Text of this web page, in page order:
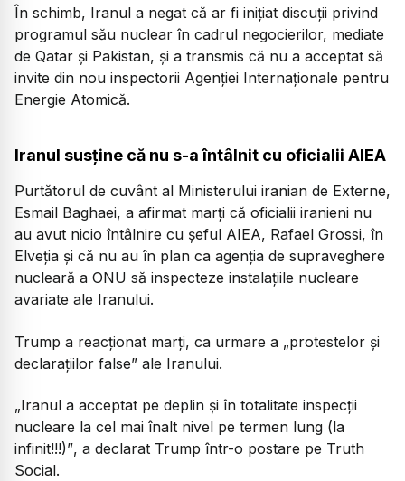
În schimb, Iranul a negat că ar fi inițiat discuții privind
programul său nuclear în cadrul negocierilor, mediate
de Qatar și Pakistan, și a transmis că nu a acceptat să
invite din nou inspectorii Agenției Internaționale pentru
Energie Atomică.
Iranul susține că nu s-a întâlnit cu oficialii AIEA
Purtătorul de cuvânt al Ministerului iranian de Externe,
Esmail Baghaei, a afirmat marți că oficialii iranieni nu
au avut nicio întâlnire cu șeful AIEA, Rafael Grossi, în
Elveția și că nu au în plan ca agenția de supraveghere
nucleară a ONU să inspecteze instalațiile nucleare
avariate ale Iranului.
Trump a reacționat marți, ca urmare a „protestelor și
declarațiilor false” ale Iranului.
„Iranul a acceptat pe deplin și în totalitate inspecții
nucleare la cel mai înalt nivel pe termen lung (la
infinit!!!)”, a declarat Trump într-o postare pe Truth
Social.